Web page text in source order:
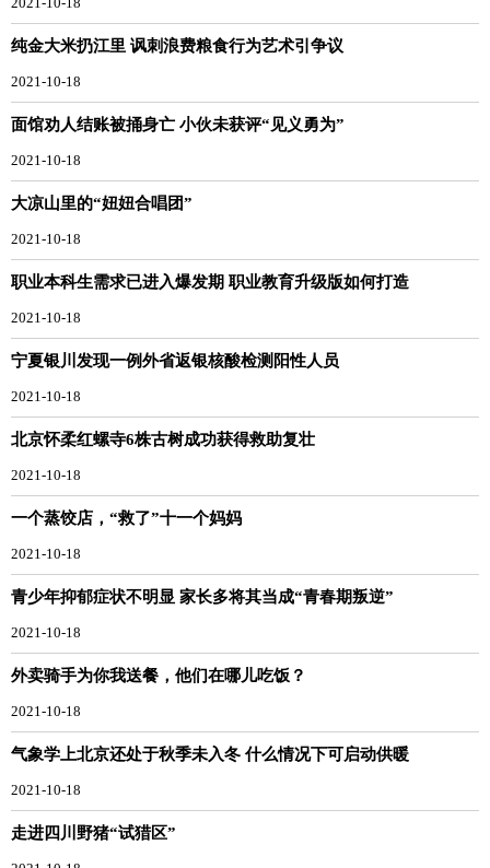
2021-10-18
纯金大米扔江里 讽刺浪费粮食行为艺术引争议
2021-10-18
面馆劝人结账被捅身亡 小伙未获评“见义勇为”
2021-10-18
大凉山里的“妞妞合唱团”
2021-10-18
职业本科生需求已进入爆发期 职业教育升级版如何打造
2021-10-18
宁夏银川发现一例外省返银核酸检测阳性人员
2021-10-18
北京怀柔红螺寺6株古树成功获得救助复壮
2021-10-18
一个蒸饺店，“救了”十一个妈妈
2021-10-18
青少年抑郁症状不明显 家长多将其当成“青春期叛逆”
2021-10-18
外卖骑手为你我送餐，他们在哪儿吃饭？
2021-10-18
气象学上北京还处于秋季未入冬 什么情况下可启动供暖
2021-10-18
走进四川野猪“试猎区”